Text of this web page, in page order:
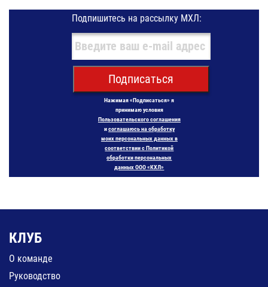
Подпишитесь на рассылку МХЛ:
Подписаться
Нажимая «Подписаться» я
принимаю условия
Пользовательского соглашения
исоглашаюсь на обработку
моих персональных данных в
соответствии с Политикой
обработки персональных
данных ООО «КХЛ»
КЛУБ
О команде
Руководство